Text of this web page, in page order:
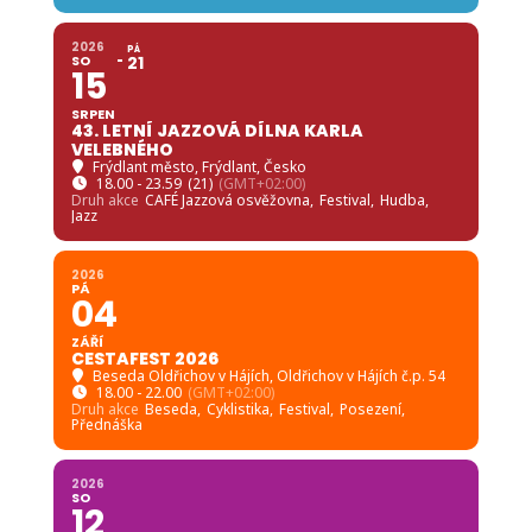
2026
SO
15
SRPEN
PÁ
21
43. LETNÍ JAZZOVÁ DÍLNA KARLA
VELEBNÉHO
Frýdlant město, Frýdlant, Česko
18.00 - 23.59 (21) (GMT+02:00)
Druh akce CAFÉ Jazzová osvěžovna, Festival, Hudba,
Jazz
2026
PÁ
04
ZÁŘÍ
CESTAFEST 2026
Beseda Oldřichov v Hájích, Oldřichov v Hájích č.p. 54
18.00 - 22.00 (GMT+02:00)
Druh akce Beseda, Cyklistika, Festival, Posezení,
Přednáška
2026
SO